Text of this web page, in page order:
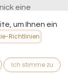
eine
Die
einfach zu
um Ihnen ein
Richtlinien
Ich stimme zu